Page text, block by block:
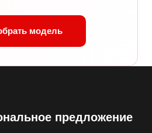
модель
предложение